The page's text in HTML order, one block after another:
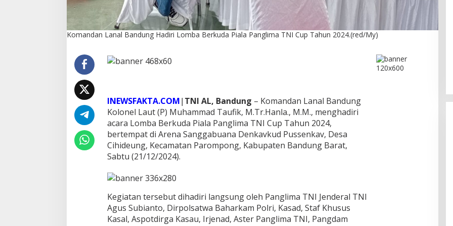
a
P
i
a
P
l
i
m
a
T
N
I
C
p
a
h
u
n
Komandan Lanal Bandung Hadiri Lomba Berkuda Piala Panglima TNI Cup Tahun 2024.(red/My)
INEWSFAKTA.COM| TNI AL, Bandung – Komandan Lanal Bandung
Kolonel Laut (P) Muhammad Taufik, M.Tr.Hanla., M.M., menghadiri
acara Lomba Berkuda Piala Panglima TNI Cup Tahun 2024,
bertempat di Arena Sanggabuana Denkavkud Pussenkav, Desa
Cihideung, Kecamatan Parompong, Kabupaten Bandung Barat,
Sabtu (21/12/2024).
Kegiatan tersebut dihadiri langsung oleh Panglima TNI Jenderal TNI
Agus Subianto, Dirpolsatwa Baharkam Polri, Kasad, Staf Khusus
Kasal, Aspotdirga Kasau, Irjenad, Aster Panglima TNI, Pangdam
Ta’aruf / Silaturahmi dan
Penyerahan SK Pengurus Baru,
Agustus 2, 2026